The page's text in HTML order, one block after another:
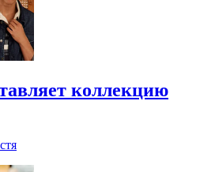
коллекцию